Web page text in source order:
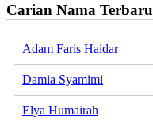
Carian Nama Terbaru
Adam Faris Haidar
Damia Syamimi
Elya Humairah